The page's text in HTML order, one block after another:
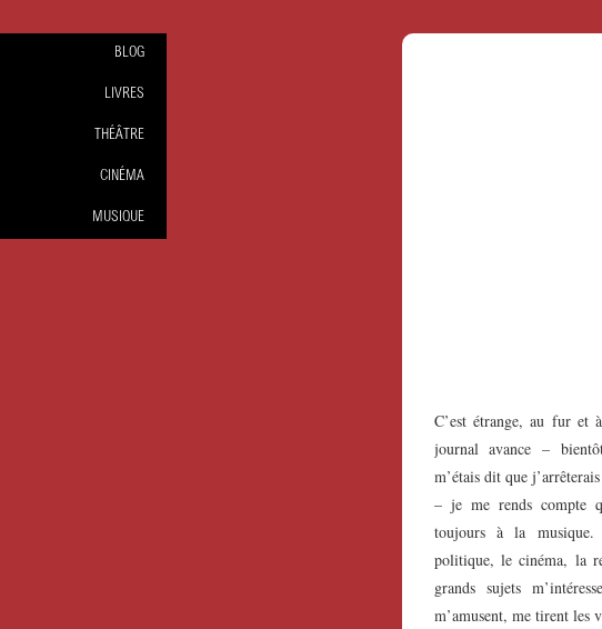
C’est étrange, au fur et
journal avance –
m’étais dit que
– je me rends compte
toujours à la
politique, le cinéma, la
grands sujets
m’amusent, me tirent les
BLOG
LIVRES
THÉÂTRE
CINÉMA
MUSIQUE